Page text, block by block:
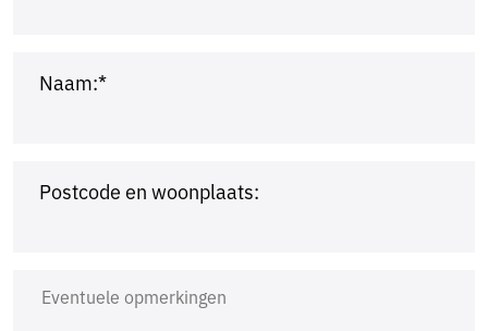
Naam:*
Postcode en woonplaats: